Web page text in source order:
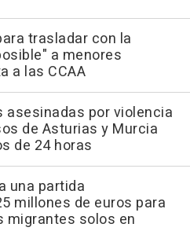
trasladar con la
a menores
a las CCAA
asesinadas por violencia
de Asturias y Murcia
de 24 horas
una partida
millones de euros para
migrantes solos en